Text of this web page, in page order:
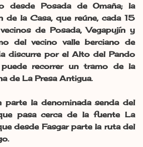
desde Posada de Omaña; la
de la Casa, que reúne, cada 15
de Posada, Vegapujín y
del vecino valle berciano de
discurre por el Alto del Pando
recorrer un tramo de la
de La Presa Antigua.
parte la denominada senda del
pasa cerca de la fuente La
desde Fasgar parte la ruta del